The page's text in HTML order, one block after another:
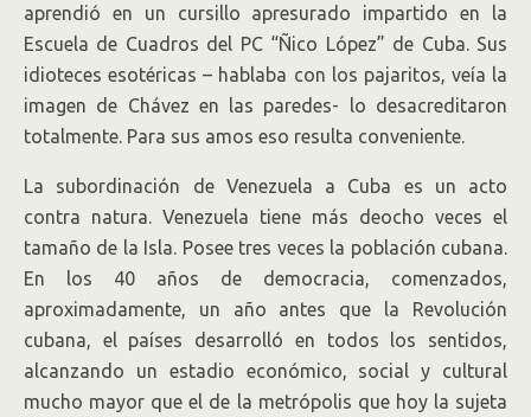
aprendió en un cursillo apresurado impartido en la
Escuela de Cuadros del PC “Ñico López” de Cuba. Sus
idioteces esotéricas – hablaba con los pajaritos, veía la
imagen de Chávez en las paredes- lo desacreditaron
totalmente. Para sus amos eso resulta conveniente.
La subordinación de Venezuela a Cuba es un acto
contra natura. Venezuela tiene más deocho veces el
tamaño de la Isla. Posee tres veces la población cubana.
En los 40 años de democracia, comenzados,
aproximadamente, un año antes que la Revolución
cubana, el países desarrolló en todos los sentidos,
alcanzando un estadio económico, social y cultural
mucho mayor que el de la metrópolis que hoy la sujeta